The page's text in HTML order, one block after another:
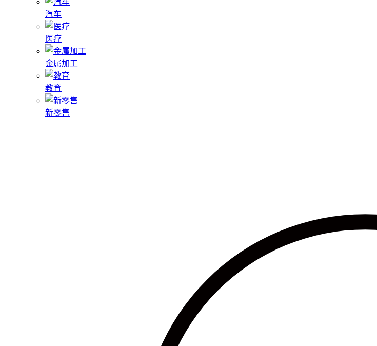
汽车
医疗
金属加工
教育
新零售